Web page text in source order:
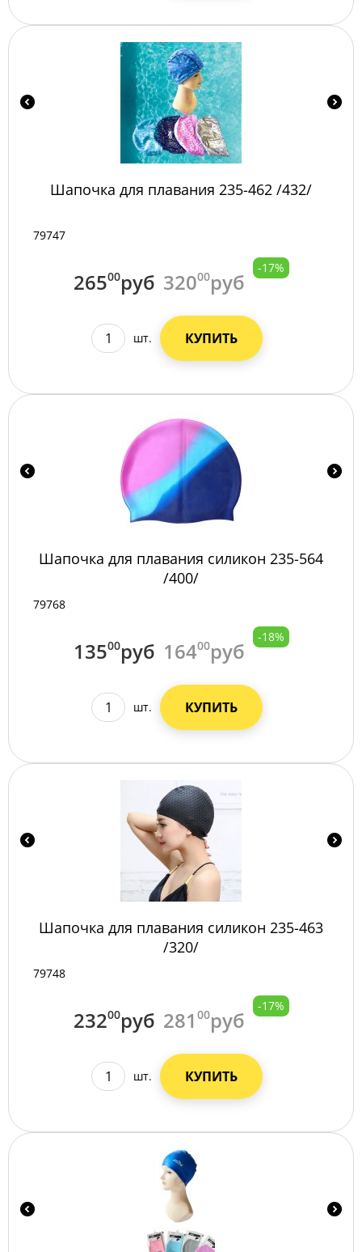
Шапочка для плавания 235-462 /432/
79747
26500руб 32000руб
-17%
шт. КУПИТЬ
Шапочка для плавания силикон 235-564
/400/
79768
13500руб 16400руб
-18%
шт. КУПИТЬ
Шапочка для плавания силикон 235-463
/320/
79748
23200руб 281 00руб
-17%
шт. КУПИТЬ